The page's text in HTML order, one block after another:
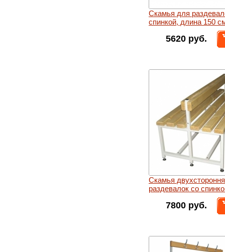
Скамья для
спинкой, длина 150
5620 руб.
Скамья
раздевалок со
7800 руб.